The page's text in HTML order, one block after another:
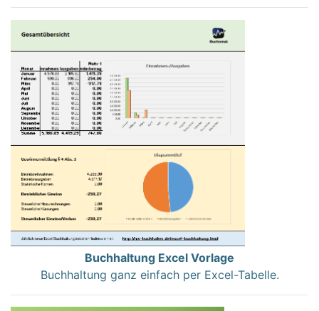
Buchhaltung Excel Vorlage
Buchhaltung ganz einfach per Excel-Tabelle.